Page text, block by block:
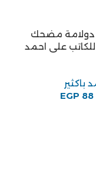
دولامة مضحك
للكاتب على احمد
باكثير
EGP 88